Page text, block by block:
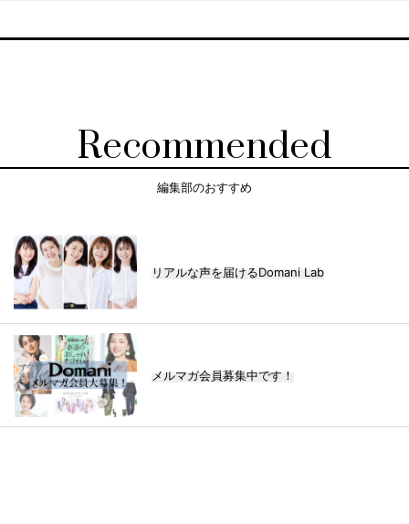
Recommended
編集部のおすすめ
リアルな声を届けるDomani Lab
メルマガ会員募集中です！